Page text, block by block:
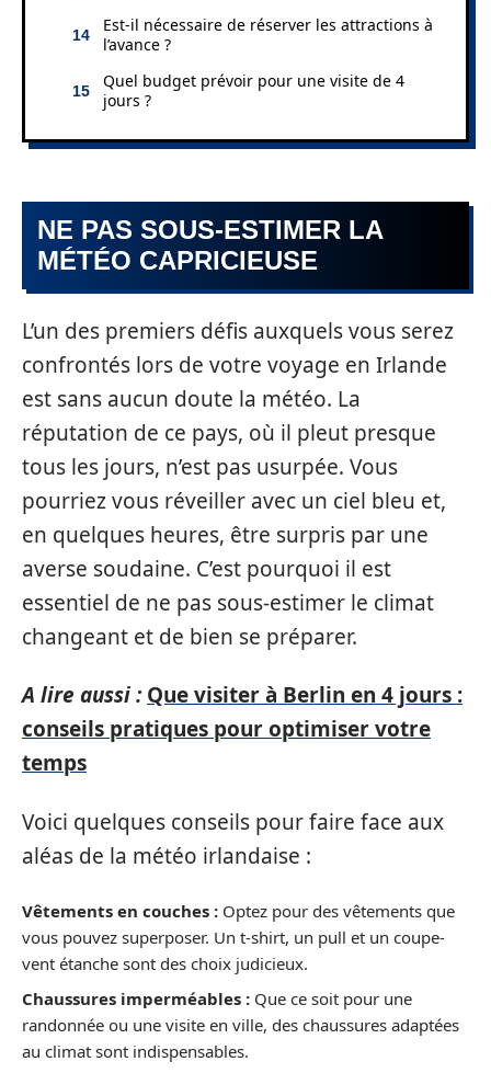
Est-il nécessaire de réserver les attractions à
l’avance ?
Quel budget prévoir pour une visite de 4
jours ?
NE PAS SOUS-ESTIMER LA
MÉTÉO CAPRICIEUSE
L’un des premiers défis auxquels vous serez
confrontés lors de votre voyage en Irlande
est sans aucun doute la météo. La
réputation de ce pays, où il pleut presque
tous les jours, n’est pas usurpée. Vous
pourriez vous réveiller avec un ciel bleu et,
en quelques heures, être surpris par une
averse soudaine. C’est pourquoi il est
essentiel de ne pas sous-estimer le climat
changeant et de bien se préparer.
A lire aussi : Que visiter à Berlin en 4 jours :
conseils pratiques pour optimiser votre
temps
Voici quelques conseils pour faire face aux
aléas de la météo irlandaise :
Vêtements en couches : Optez pour des vêtements que
vous pouvez superposer. Un t-shirt, un pull et un coupe-
vent étanche sont des choix judicieux.
Chaussures imperméables : Que ce soit pour une
randonnée ou une visite en ville, des chaussures adaptées
au climat sont indispensables.